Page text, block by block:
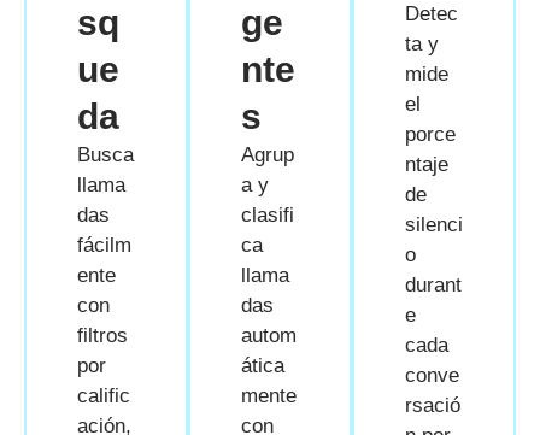
sq
ue
da
Busca
llama
das
fácilm
ente
con
filtros
por
calific
ación,
ge
nte
s
Agrup
a y
clasifi
ca
llama
das
autom
ática
mente
con
Detec
ta y
mide
el
porce
ntaje
de
silenci
o
durant
e
cada
conve
rsació